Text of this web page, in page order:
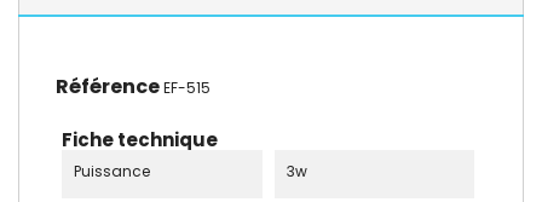
RéférenceEF-515
Fiche technique
Puissance 3w